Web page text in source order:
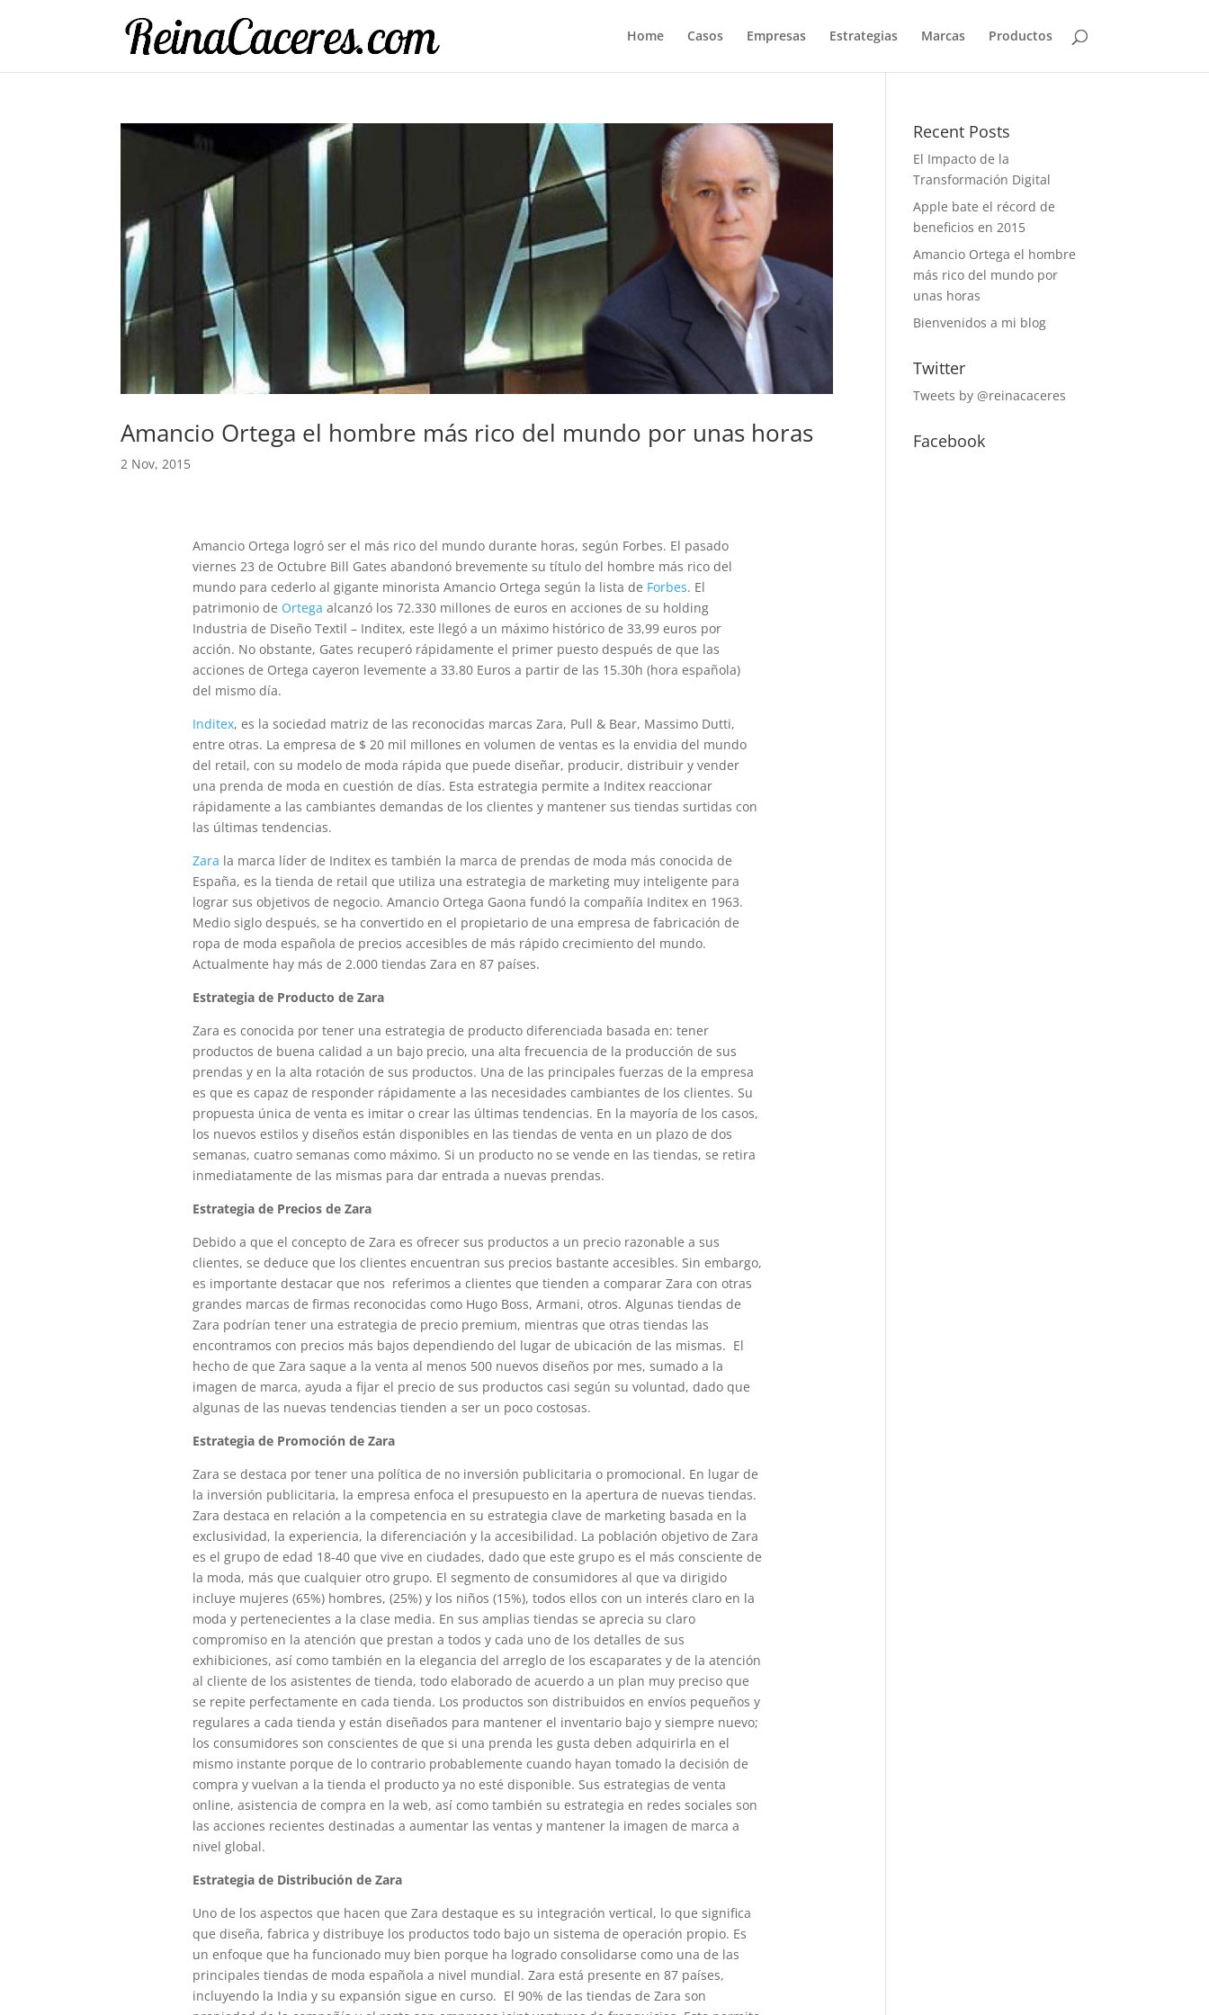
Home Casos Empresas Estrategias Marcas Productos
Amancio Ortega el hombre más rico del mundo por unas horas
2 Nov, 2015
Amancio Ortega logró ser el más rico del mundo durante horas, según Forbes. El pasado
viernes 23 de Octubre Bill Gates abandonó brevemente su título del hombre más rico del
mundo para cederlo al gigante minorista Amancio Ortega según la lista de Forbes. El
patrimonio de Ortega alcanzó los 72.330 millones de euros en acciones de su holding
Industria de Diseño Textil – Inditex, este llegó a un máximo histórico de 33,99 euros por
acción. No obstante, Gates recuperó rápidamente el primer puesto después de que las
acciones de Ortega cayeron levemente a 33.80 Euros a partir de las 15.30h (hora española)
del mismo día.
Inditex, es la sociedad matriz de las reconocidas marcas Zara, Pull & Bear, Massimo Dutti,
entre otras. La empresa de $ 20 mil millones en volumen de ventas es la envidia del mundo
del retail, con su modelo de moda rápida que puede diseñar, producir, distribuir y vender
una prenda de moda en cuestión de días. Esta estrategia permite a Inditex reaccionar
rápidamente a las cambiantes demandas de los clientes y mantener sus tiendas surtidas con
las últimas tendencias.
Zara la marca líder de Inditex es también la marca de prendas de moda más conocida de
España, es la tienda de retail que utiliza una estrategia de marketing muy inteligente para
lograr sus objetivos de negocio. Amancio Ortega Gaona fundó la compañía Inditex en 1963.
Medio siglo después, se ha convertido en el propietario de una empresa de fabricación de
ropa de moda española de precios accesibles de más rápido crecimiento del mundo.
Actualmente hay más de 2.000 tiendas Zara en 87 países.
Estrategia de Producto de Zara
Zara es conocida por tener una estrategia de producto diferenciada basada en: tener
productos de buena calidad a un bajo precio, una alta frecuencia de la producción de sus
prendas y en la alta rotación de sus productos. Una de las principales fuerzas de la empresa
es que es capaz de responder rápidamente a las necesidades cambiantes de los clientes. Su
propuesta única de venta es imitar o crear las últimas tendencias. En la mayoría de los casos,
los nuevos estilos y diseños están disponibles en las tiendas de venta en un plazo de dos
semanas, cuatro semanas como máximo. Si un producto no se vende en las tiendas, se retira
inmediatamente de las mismas para dar entrada a nuevas prendas.
Estrategia de Precios de Zara
Debido a que el concepto de Zara es ofrecer sus productos a un precio razonable a sus
clientes, se deduce que los clientes encuentran sus precios bastante accesibles. Sin embargo,
es importante destacar que nos referimos a clientes que tienden a comparar Zara con otras
grandes marcas de firmas reconocidas como Hugo Boss, Armani, otros. Algunas tiendas de
Zara podrían tener una estrategia de precio premium, mientras que otras tiendas las
encontramos con precios más bajos dependiendo del lugar de ubicación de las mismas. El
hecho de que Zara saque a la venta al menos 500 nuevos diseños por mes, sumado a la
imagen de marca, ayuda a fijar el precio de sus productos casi según su voluntad, dado que
algunas de las nuevas tendencias tienden a ser un poco costosas.
Estrategia de Promoción de Zara
Zara se destaca por tener una política de no inversión publicitaria o promocional. En lugar de
la inversión publicitaria, la empresa enfoca el presupuesto en la apertura de nuevas tiendas.
Zara destaca en relación a la competencia en su estrategia clave de marketing basada en la
exclusividad, la experiencia, la diferenciación y la accesibilidad. La población objetivo de Zara
es el grupo de edad 18-40 que vive en ciudades, dado que este grupo es el más consciente de
la moda, más que cualquier otro grupo. El segmento de consumidores al que va dirigido
incluye mujeres (65%) hombres, (25%) y los niños (15%), todos ellos con un interés claro en la
moda y pertenecientes a la clase media. En sus amplias tiendas se aprecia su claro
compromiso en la atención que prestan a todos y cada uno de los detalles de sus
exhibiciones, así como también en la elegancia del arreglo de los escaparates y de la atención
al cliente de los asistentes de tienda, todo elaborado de acuerdo a ​​un plan muy preciso que
se repite perfectamente en cada tienda. Los productos son distribuidos en envíos pequeños y
regulares a cada tienda y están diseñados para mantener el inventario bajo y siempre nuevo;
los consumidores son conscientes de que si una prenda les gusta deben adquirirla en el
mismo instante porque de lo contrario probablemente cuando hayan tomado la decisión de
compra y vuelvan a la tienda el producto ya no esté disponible. Sus estrategias de venta
online, asistencia de compra en la web, así como también su estrategia en redes sociales son
las acciones recientes destinadas a aumentar las ventas y mantener la imagen de marca a
nivel global.
Estrategia de Distribución de Zara
Uno de los aspectos que hacen que Zara destaque es su integración vertical, lo que significa
que diseña, fabrica y distribuye los productos todo bajo un sistema de operación propio. Es
un enfoque que ha funcionado muy bien porque ha logrado consolidarse como una de las
principales tiendas de moda española a nivel mundial. Zara está presente en 87 países,
incluyendo la India y su expansión sigue en curso. El 90% de las tiendas de Zara son
Recent Posts
El Impacto de la
Transformación Digital
Apple bate el récord de
beneficios en 2015
Amancio Ortega el hombre
más rico del mundo por
unas horas
Bienvenidos a mi blog
Twitter
Tweets by @reinacaceres
Facebook